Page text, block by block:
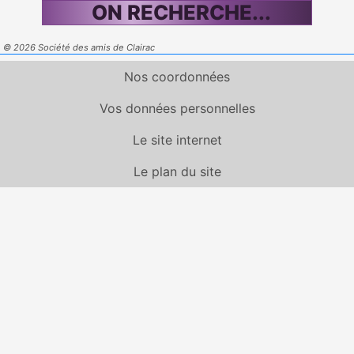
ON RECHERCHE...
© 2026 Société des amis de Clairac
Nos coordonnées
Vos données personnelles
Le site internet
Le plan du site